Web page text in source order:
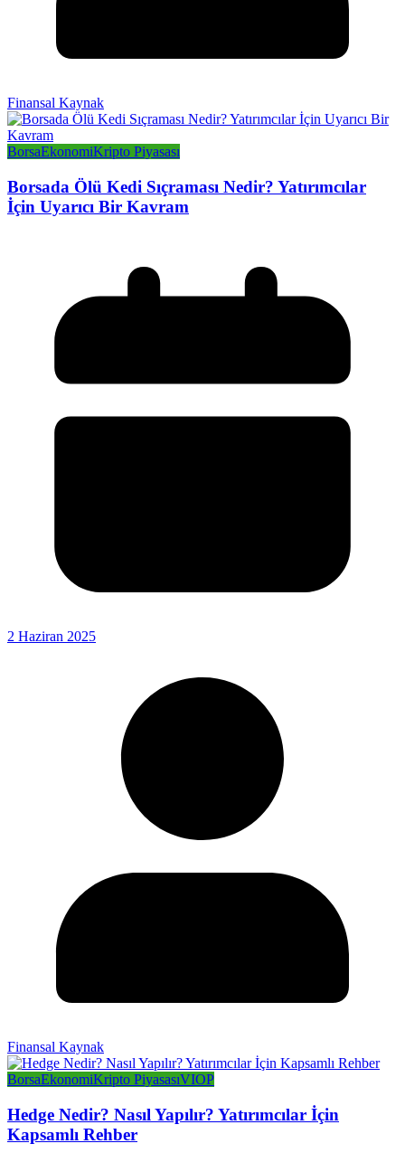
Finansal Kaynak
BorsaEkonomiKripto Piyasası
Borsada Ölü Kedi Sıçraması Nedir? Yatırımcılar
İçin Uyarıcı Bir Kavram
2 Haziran 2025
Finansal Kaynak
BorsaEkonomiKripto PiyasasıVIOP
Hedge Nedir? Nasıl Yapılır? Yatırımcılar İçin
Kapsamlı Rehber